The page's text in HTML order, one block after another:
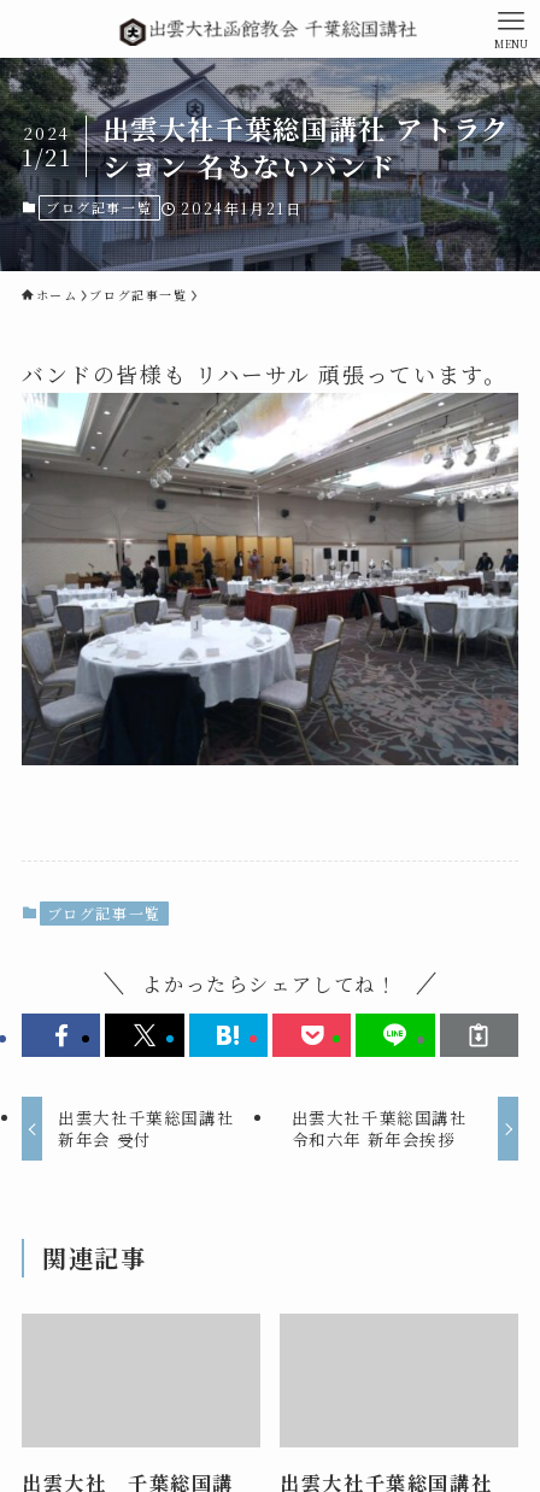
MENU
出雲大社千葉総国講社 アトラク
ション 名もないバンド
2024
1/21
ブログ記事一覧 2024年1月21日
ホーム ブログ記事一覧
バンドの皆様も リハーサル 頑張っています。
ブログ記事一覧
よかったらシェアしてね！
出雲大社千葉総国講社
新年会 受付
出雲大社千葉総国講社
令和六年 新年会挨拶
関連記事
出雲大社 千葉総国講
出雲大社千葉総国講社